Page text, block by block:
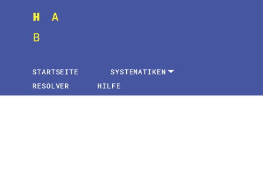
STARTSEITE
SYSTEMATIKEN
RESOLVER
HILFE